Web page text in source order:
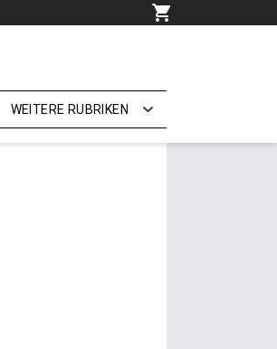
WEITERE RUBRIKEN